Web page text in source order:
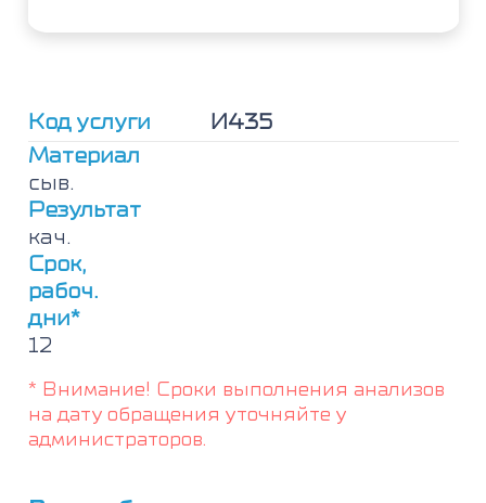
Код услуги
И435
Материал
сыв.
Результат
кач.
Срок,
рабоч.
дни*
12
* Внимание! Сроки выполнения анализов
на дату обращения уточняйте у
администраторов.
IgM
(Anti-